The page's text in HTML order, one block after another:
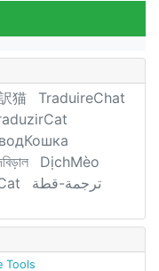
猫
TraduireChat
DịchMèo
ترجمة-قطة
Tools